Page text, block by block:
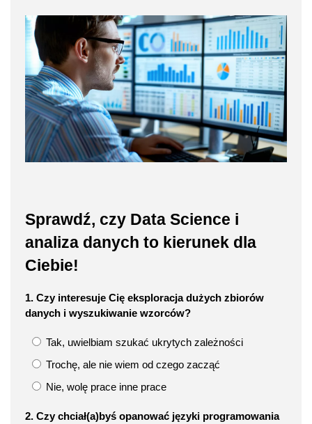
Sprawdź, czy Data Science i
analiza danych to kierunek dla
Ciebie!
1. Czy interesuje Cię eksploracja dużych zbiorów
danych i wyszukiwanie wzorców?
Tak, uwielbiam szukać ukrytych zależności
Trochę, ale nie wiem od czego zacząć
Nie, wolę prace inne prace
2. Czy chciał(a)byś opanować języki programowania